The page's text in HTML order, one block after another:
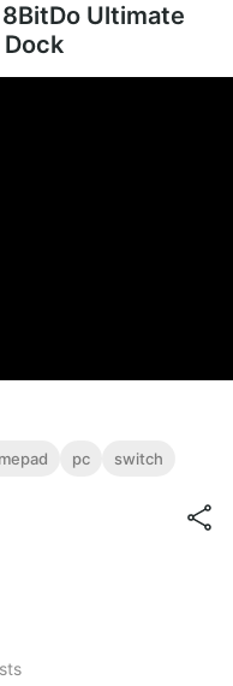
Ultimate
pc switch